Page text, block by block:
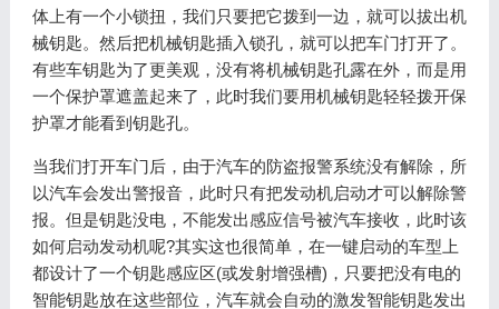
体上有一个小锁扭，我们只要把它拨到一边，就可以拔出机
械钥匙。然后把机械钥匙插入锁孔，就可以把车门打开了。
有些车钥匙为了更美观，没有将机械钥匙孔露在外，而是用
一个保护罩遮盖起来了，此时我们要用机械钥匙轻轻拨开保
护罩才能看到钥匙孔。
当我们打开车门后，由于汽车的防盗报警系统没有解除，所
以汽车会发出警报音，此时只有把发动机启动才可以解除警
报。但是钥匙没电，不能发出感应信号被汽车接收，此时该
如何启动发动机呢?其实这也很简单，在一键启动的车型上
都设计了一个钥匙感应区(或发射增强槽)，只要把没有电的
智能钥匙放在这些部位，汽车就会自动的激发智能钥匙发出